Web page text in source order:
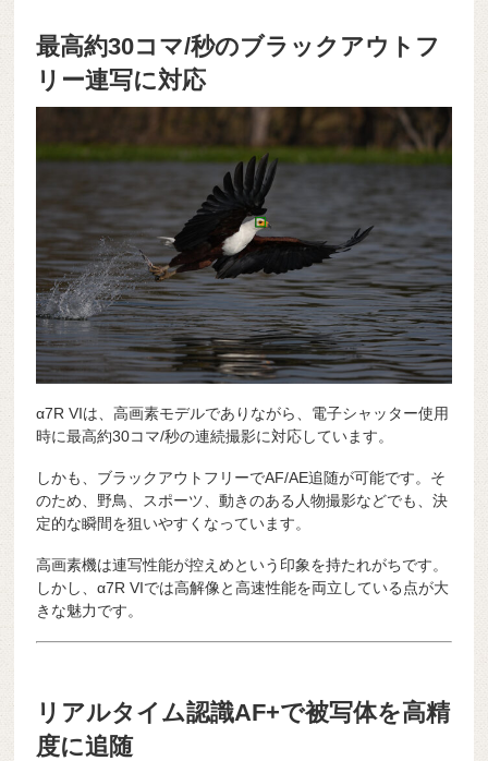
最高約30コマ/秒のブラックアウトフ
リー連写に対応
α7R VIは、高画素モデルでありながら、電子シャッター使用
時に最高約30コマ/秒の連続撮影に対応しています。
しかも、ブラックアウトフリーでAF/AE追随が可能です。そ
のため、野鳥、スポーツ、動きのある人物撮影などでも、決
定的な瞬間を狙いやすくなっています。
高画素機は連写性能が控えめという印象を持たれがちです。
しかし、α7R VIでは高解像と高速性能を両立している点が大
きな魅力です。
リアルタイム認識AF+で被写体を高精
度に追随